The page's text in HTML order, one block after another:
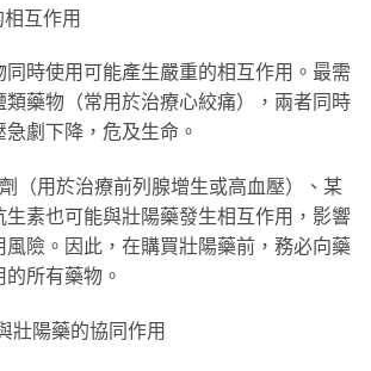
互作用
時使用可能產生嚴重的相互作用。最需
類藥物（常用於治療心絞痛），兩者同時
劇下降，危及生命。
（用於治療前列腺增生或高血壓）、某
生素也可能與壯陽藥發生相互作用，影響
風險。因此，在購買壯陽藥前，務必向藥
所有藥物。
壯陽藥的協同作用